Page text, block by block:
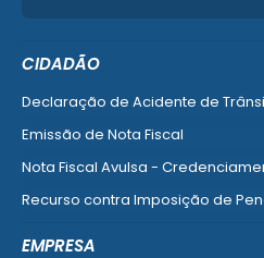
CIDADÃO
Declaração de Acidente de
Emissão de Nota Fiscal
Nota Fiscal Avulsa -
Recurso contra Imposição de
EMPRESA